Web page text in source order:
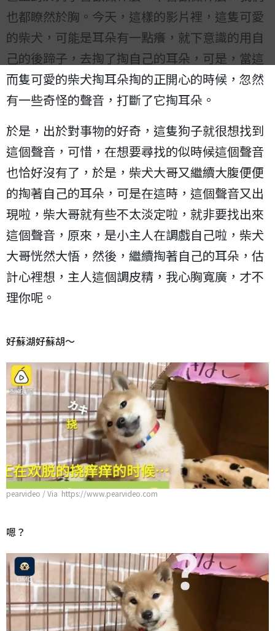
也都瞭然於胸。今天，這樣的影片裡，這隻可愛
的柴犬，可能是耳朵有一點癢，就下意識的用自
己的後蹄子，去掏了掏自己的耳朵，可是，當這
而隻可愛的柴犬掏耳朵掏的正開心的時候，忽然
有一些奇怪的聲音，打斷了它掏耳朵。
於是，出於對事物的好奇，這隻狗子就很想找到
這個聲音，可惜，在想要尋找的似時候這個聲音
也恰好沒有了，於是，柴犬大哥又繼續大腹便便
的掏著自己的耳朵，可是在這時，這個聲音又出
現啦，柴大哥就有些不太淡定啦，就非要找出來
這個聲音，原來，是小主人在調戲自己啦，柴犬
大哥恍然大悟，然後，繼續掏著自己的耳朵，估
計心裡想，主人這個調皮精，我心胸寬廣，才不
理你呢。
好蘇湖好蘇胡～
pearvideo / Via https://www.pearvideo.com
嗯？